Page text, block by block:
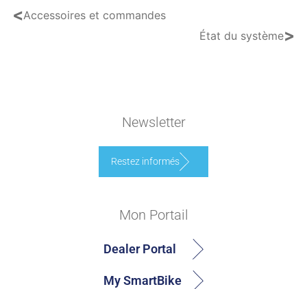
<Accessoires et commandes
État du système>
Newsletter
Restez informés
Mon Portail
Dealer Portal
My SmartBike